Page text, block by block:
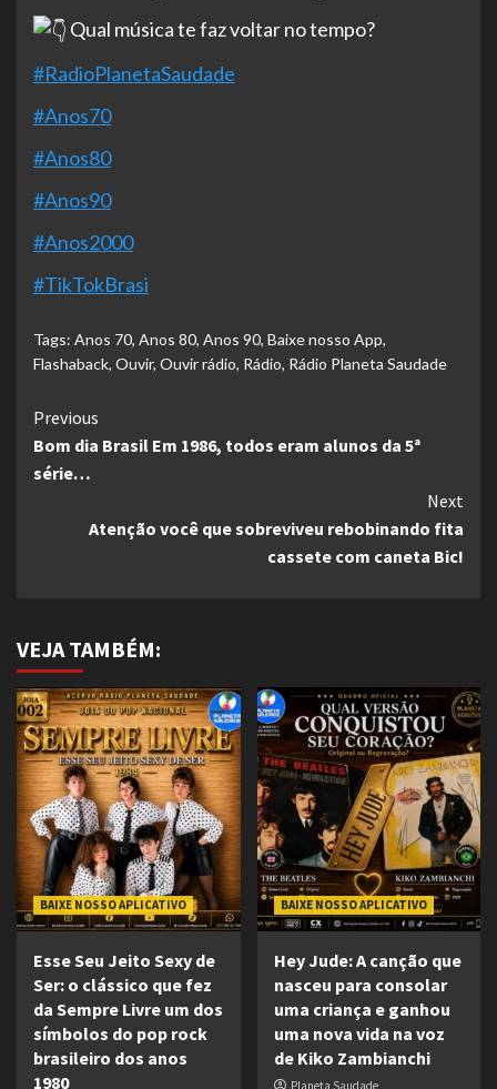
Qual música te faz voltar no tempo?
#RadioPlanetaSaudade
#Anos70
#Anos80
#Anos90
#Anos2000
#TikTokBrasi
Tags: Anos 70, Anos 80, Anos 90, Baixe nosso App,
Flashaback, Ouvir, Ouvir rádio, Rádio, Rádio Planeta Saudade
Continue
Reading
Previous
Bom dia Brasil Em 1986, todos eram alunos da 5ª
série…
Next
Atenção você que sobreviveu rebobinando fita
cassete com caneta Bic!
VEJA TAMBÉM:
BAIXE NOSSO APLICATIVO
Esse Seu Jeito Sexy de
Ser: o clássico que fez
da Sempre Livre um dos
símbolos do pop rock
brasileiro dos anos
1980
BAIXE NOSSO APLICATIVO
Hey Jude: A canção que
nasceu para consolar
uma criança e ganhou
uma nova vida na voz
de Kiko Zambianchi
Planeta Saudade